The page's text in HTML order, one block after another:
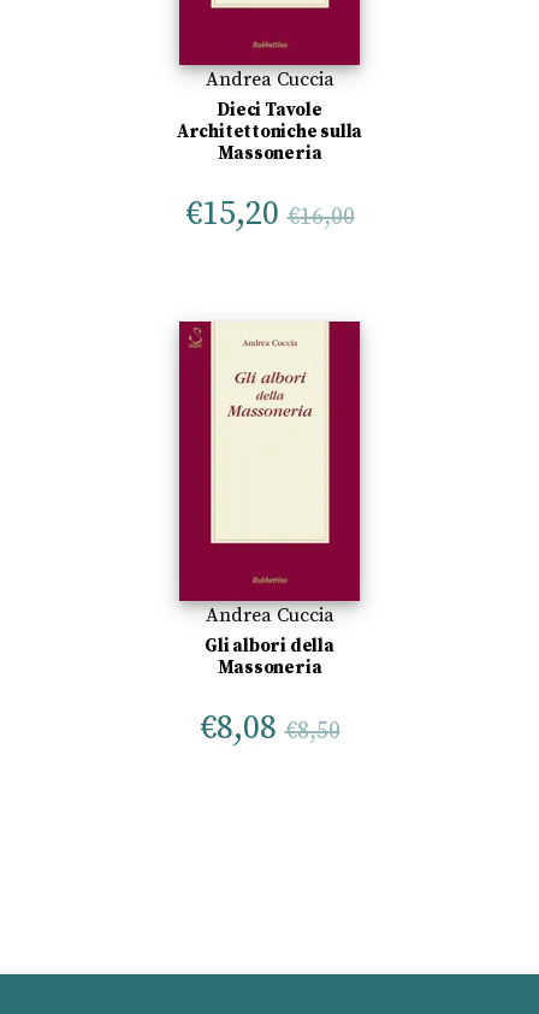
Andrea Cuccia
Dieci Tavole
Architettoniche sulla
Massoneria
€15,20 €16,00
Andrea Cuccia
Gli albori della
Massoneria
€8,08 €8,50